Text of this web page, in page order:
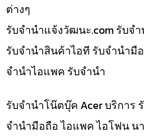
ต่างๆ
รับจํานําแจ้งวัฒนะ.com รับจ
รับจำนำสินค้าไอที รับจำนำมื
จำนำไอแพค รับจำนำ
รับจำนำโน๊ตบุ๊ค Acer บริการ
จำนำมือถือ ไอแพค ไอโฟน น